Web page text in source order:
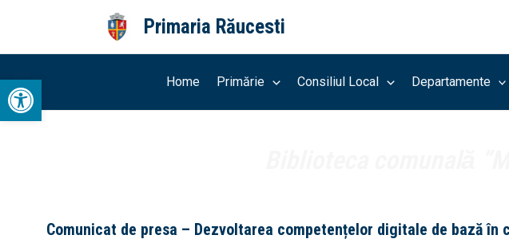
Open toolbar
content
Primaria Răucesti
Home Primărie Consiliul Local Departamente
Comunicat de presa – Dezvoltarea competențelor digitale de bază